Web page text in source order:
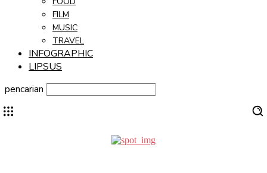
FILM
MUSIC
TRAVEL
INFOGRAPHIC
LIPSUS
pencarian